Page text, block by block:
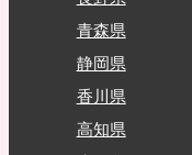
青森県
静岡県
香川県
高知県